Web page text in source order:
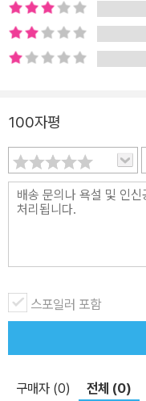
100자평
스포일러 포함
구매자 (0) 전체 (0)